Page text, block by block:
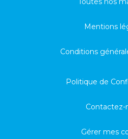
Mentions
Conditions
Politique de
Contactez-
Gérer mes